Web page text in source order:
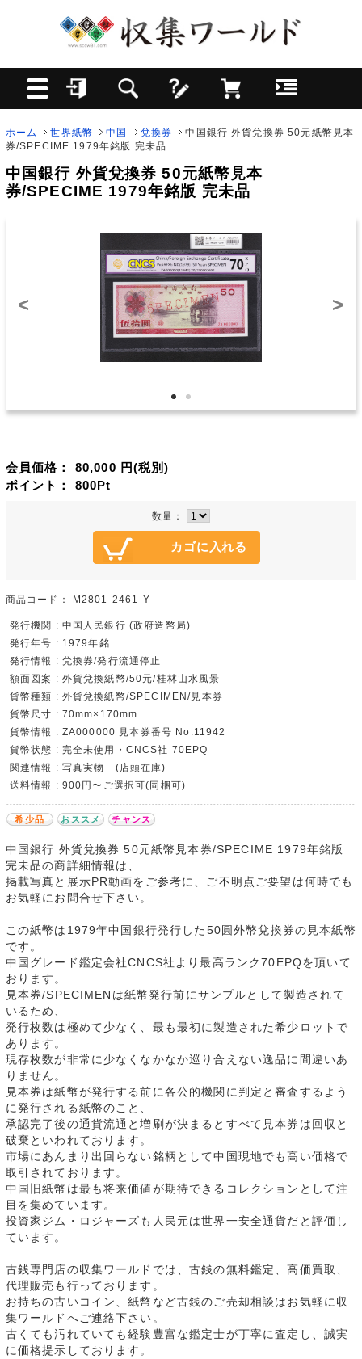
ホーム 世界紙幣 中国 兌換券
中国銀行 外貨兌換券 50元紙幣見本
券/SPECIME 1979年銘版 完未品
中国銀行 外貨兌換券 50元紙幣見本
券/SPECIME 1979年銘版 完未品
< >
会員価格： 80,000 円(税別)
ポイント： 800Pt
数量：
商品コード： M2801-2461-Y
発行機関 : 中国人民銀行 (政府造幣局)
発行年号 : 1979年銘
発行情報 : 兌換券/発行流通停止
額面図案 : 外貨兌換紙幣/50元/桂林山水風景
貨幣種類 : 外貨兌換紙幣/SPECIMEN/見本券
貨幣尺寸 : 70mm×170mm
貨幣情報 : ZA000000 見本券番号 No.11942
貨幣状態 : 完全未使用・CNCS社 70EPQ
関連情報 : 写真実物 (店頭在庫)
送料情報 : 900円〜ご選択可(同梱可)
希少品 おススメ チャンス
中国銀行 外貨兌換券 50元紙幣見本券/SPECIME 1979年銘版
完未品の商詳細情報は、
掲載写真と展示PR動画をご参考に、ご不明点ご要望は何時でも
お気軽にお問合せ下さい。
この紙幣は1979年中国銀行発行した50圓外幣兌換券の見本紙幣
です。
中国グレード鑑定会社CNCS社より最高ランク70EPQを頂いて
おります。
見本券/SPECIMENは紙幣発行前にサンプルとして製造されて
いるため、
発行枚数は極めて少なく、最も最初に製造された希少ロットで
あります。
現存枚数が非常に少なくなかなか巡り合えない逸品に間違いあ
りません。
見本券は紙幣が発行する前に各公的機関に判定と審査するよう
に発行される紙幣のこと、
承認完了後の通貨流通と増刷が決まるとすべて見本券は回収と
破棄といわれております。
市場にあんまり出回らない銘柄として中国現地でも高い価格で
取引されております。
中国旧紙幣は最も将来価値が期待できるコレクションとして注
目を集めています。
投資家ジム・ロジャーズも人民元は世界一安全通貨だと評価し
ています。
古銭専門店の収集ワールドでは、古銭の無料鑑定、高価買取、
代理販売も行っております。
お持ちの古いコイン、紙幣など古銭のご売却相談はお気軽に収
集ワールドへご連絡下さい。
古くても汚れていても経験豊富な鑑定士が丁寧に査定し、誠実
に価格提示しております。